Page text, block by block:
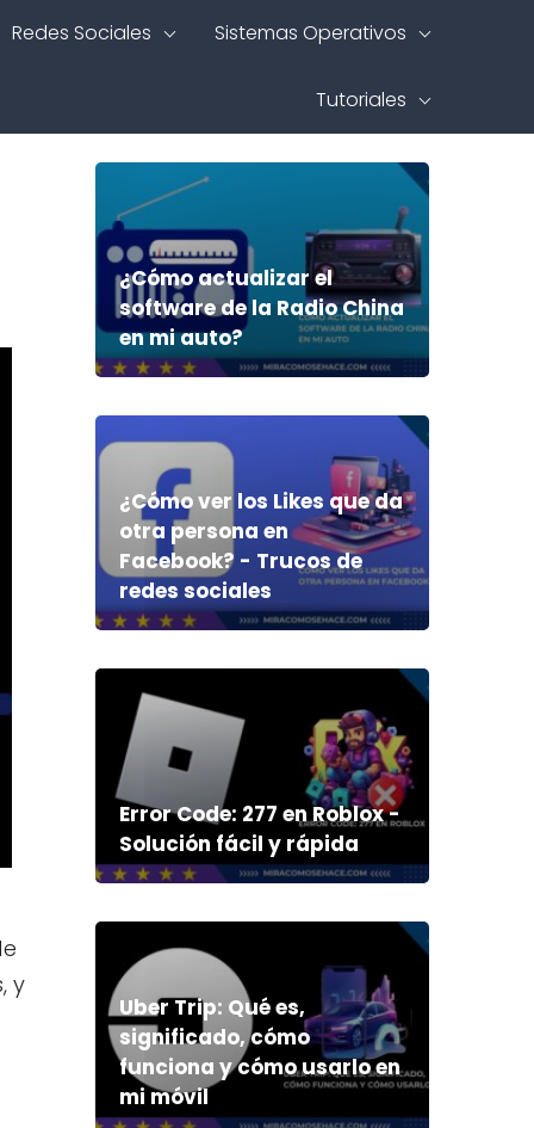
Redes Sociales Sistemas Operativos
Tutoriales
y
¿Cómo actualizar el
software de la Radio China
en mi auto?
¿Cómo ver los Likes que da
otra persona en
Facebook? - Trucos de
redes sociales
Error Code: 277 en Roblox -
Solución fácil y rápida
Uber Trip: Qué es,
significado, cómo
funciona y cómo usarlo en
mi móvil